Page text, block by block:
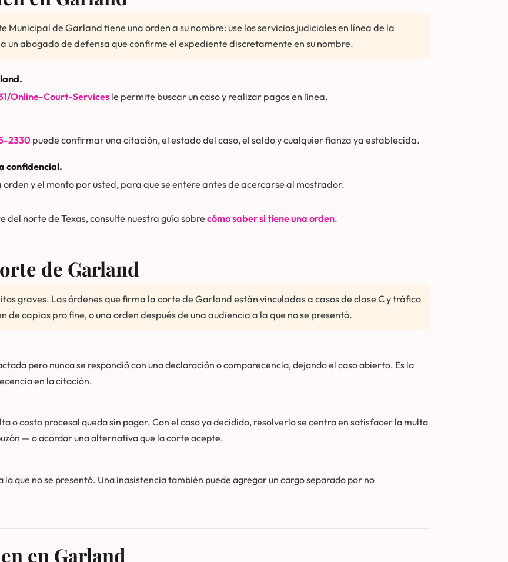
de Garland tiene una orden a su nombre: use los servicios judiciales en línea de la
abogado de defensa que confirme el expediente discretamente en su nombre.
Online-Court-Services le permite buscar un caso y realizar pagos en línea.
2330 puede confirmar una citación, el estado del caso, el saldo y cualquier fianza ya establecida.
confidencial.
y el monto por usted, para que se entere antes de acercarse al mostrador.
norte de Texas, consulte nuestra guía sobrecómo saber si tiene una orden.
de Garland
graves. Las órdenes que firma la corte de Garland están vinculadas a casos de clase C y tráfico
de capias pro fine, o una orden después de una audiencia a la que no se presentó.
pero nunca se respondió con una declaración o comparecencia, dejando el caso abierto. Es la
en la citación.
o costo procesal queda sin pagar. Con el caso ya decidido, resolverlo se centra en satisfacer la multa
— o acordar una alternativa que la corte acepte.
que no se presentó. Una inasistencia también puede agregar un cargo separado por no
en Garland